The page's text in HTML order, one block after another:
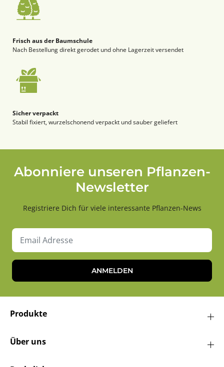
Frisch aus der Baumschule
Nach Bestellung direkt gerodet und ohne Lagerzeit versendet
Sicher verpackt
Stabil fixiert, wurzelschonend verpackt und sauber geliefert
Abonniere unseren Pflanzen-
Newsletter
Registriere Dich für viele interessante Pflanzen-News
ANMELDEN
Produkte
Über uns